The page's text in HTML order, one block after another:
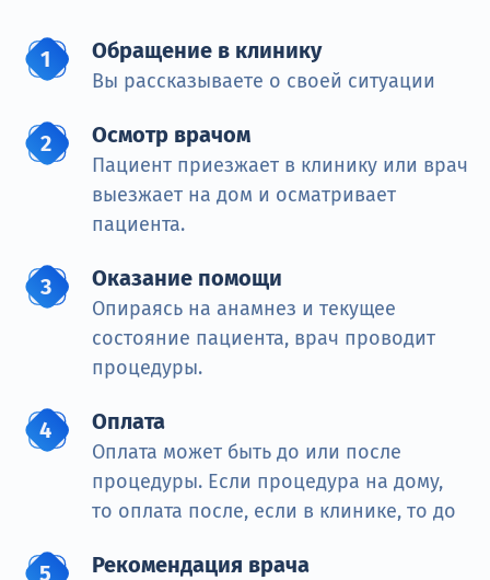
Обращение в клинику
Вы рассказываете о своей ситуации
Осмотр врачом
Пациент приезжает в клинику или врач
выезжает на дом и осматривает
пациента.
Оказание помощи
Опираясь на анамнез и текущее
состояние пациента, врач проводит
процедуры.
Оплата
Оплата может быть до или после
процедуры. Если процедура на дому,
то оплата после, если в клинике, то до
Рекомендация врача